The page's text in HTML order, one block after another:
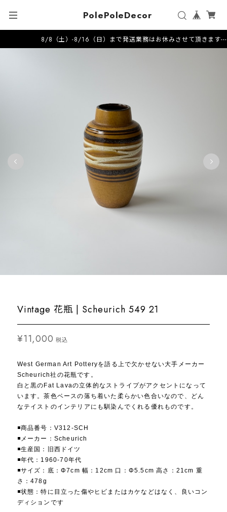
PolePoleDecor
8/8（土）-8/16（日）まで発送業務はお休みさせて頂きます
Vintage 花瓶 | Scheurich 549 21
¥11,000 税込
West German Art Potteryを語る上で欠かせない大手メーカー
Scheurich社の花瓶です。
白と黒のFat Lavaの立体的なストライプがアクセントになって
います。茶色ベースの落ち着いた柔らかい色合いなので、どん
なテイストのインテリアにも馴染んでくれる優れものです。
◾️商品番号：V312-SCH
◾️メーカー：Scheurich
◾️生産国：旧西ドイツ
◾️年代：1960-70年代
◾️サイズ：底：Φ7cm 幅：12cm 口：Φ5.5cm 高さ：21cm 重
さ：478g
◾️状態：特に目立った傷やヒビまたはカケなどはなく、良いコン
ディションです